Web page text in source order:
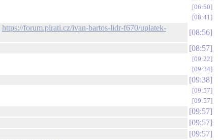
06:50
08:41
https://forum.pirati.cz/ivan-bartos-lidr-f670/uplatek-
08:56
08:57
09:22
09:34
09:38
09:57
09:57
09:57
09:57
09:57